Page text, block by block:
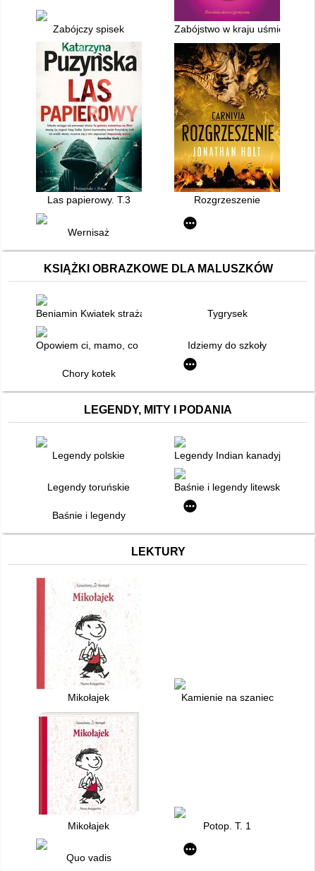
Zabójczy spisek Zabójstwo w kraju uśmiechu :
Las papierowy. T.3 Rozgrzeszenie
Wernisaż
KSIĄŻKI OBRAZKOWE DLA MALUSZKÓW
Beniamin Kwiatek strażakiem Tygrysek
Opowiem ci, mamo, co robią samolotyIdziemy do szkoły
Chory kotek
LEGENDY, MITY I PODANIA
Legendy polskie Legendy Indian kanadyjskich
Legendy toruńskie Baśnie i legendy litewskie
Baśnie i legendy
LEKTURY
Mikołajek Kamienie na szaniec
Mikołajek Potop. T. 1
Quo vadis